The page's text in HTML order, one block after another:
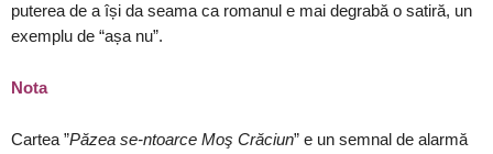
puterea de a își da seama ca romanul e mai degrabă o satiră, un
exemplu de “așa nu”.
Nota
Cartea ”Păzea se-ntoarce Moş Crăciun” e un semnal de alarmă